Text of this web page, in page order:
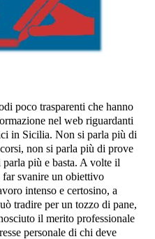
poco trasparenti che hanno
nel web riguardanti
in Sicilia. Non si parla più di
non si parla più di prove
più e basta. A volte il
far svanire un obiettivo
intenso e certosino, a
tradire per un tozzo di pane,
il merito professionale
personale di chi deve